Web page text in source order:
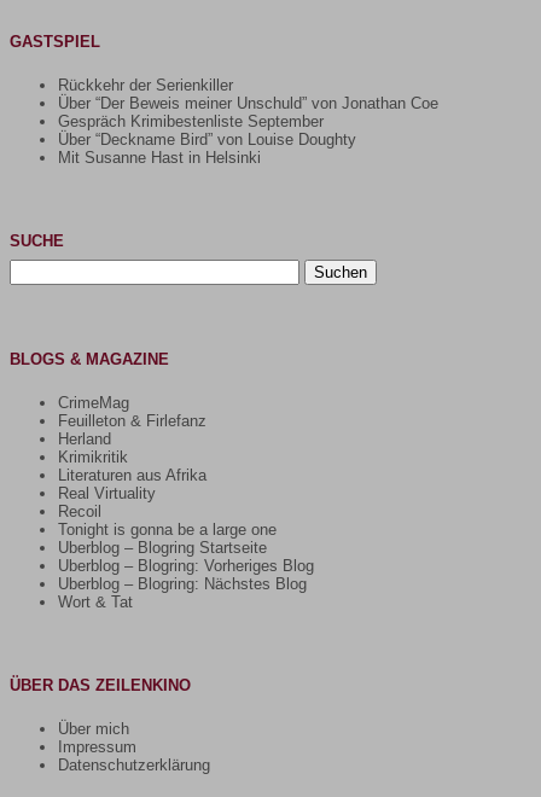
GASTSPIEL
Rückkehr der Serienkiller
Über “Der Beweis meiner Unschuld” von Jonathan Coe
Gespräch Krimibestenliste September
Über “Deckname Bird” von Louise Doughty
Mit Susanne Hast in Helsinki
SUCHE
nach:
BLOGS & MAGAZINE
CrimeMag
Feuilleton & Firlefanz
Herland
Krimikritik
Literaturen aus Afrika
Real Virtuality
Recoil
Tonight is gonna be a large one
Uberblog – Blogring Startseite
Uberblog – Blogring: Vorheriges Blog
Uberblog – Blogring: Nächstes Blog
Wort & Tat
ÜBER DAS ZEILENKINO
Über mich
Impressum
Datenschutzerklärung